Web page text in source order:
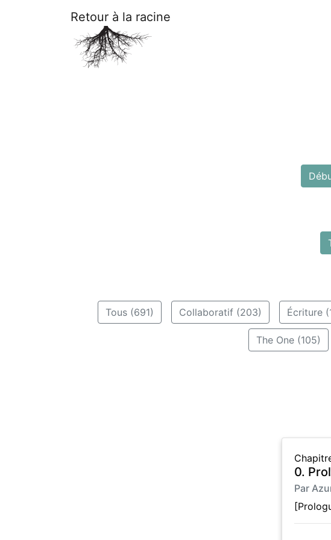
Retour à la racine
Tous (691) Collaboratif (203) Écriture
The One (105)
0.
Par